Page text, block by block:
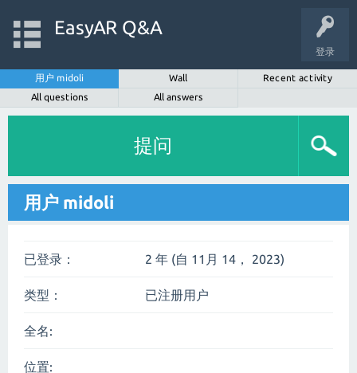
登录
EasyAR Q&A
用户 midoli Wall
Recent activity
All questions
All answers
提问
用户 midoli
已登录： 2 年 (自 11月 14， 2023)
类型： 已注册用户
全名:
位置: